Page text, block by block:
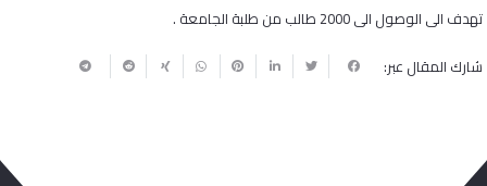
تهدف الى الوصول الى 2000 طالب من طلبة الجامعة .
شارك المقال عبر: